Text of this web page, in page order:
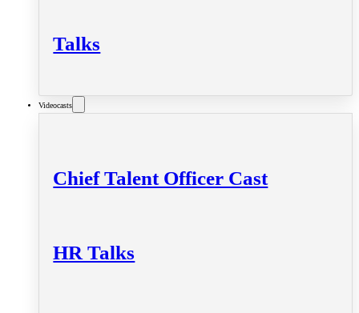
Talks
Videocasts
Chief Talent Officer Cast
HR Talks